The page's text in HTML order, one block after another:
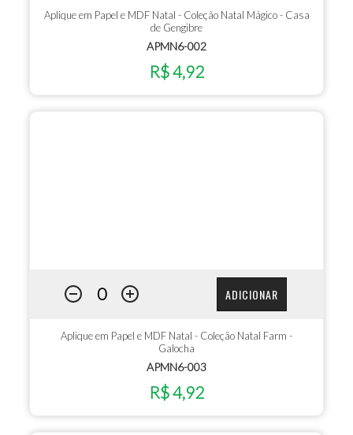
Aplique em Papel e MDF Natal - Coleção Natal Mágico - Casa
de Gengibre
APMN6-002
R$ 4,92
ADICIONAR
Aplique em Papel e MDF Natal - Coleção Natal Farm -
Galocha
APMN6-003
R$ 4,92